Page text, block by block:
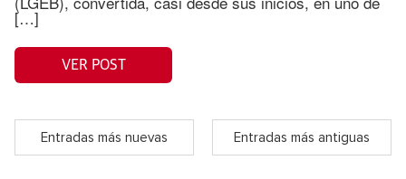
[…]
VER POST
Entradas más nuevas Entradas más antiguas